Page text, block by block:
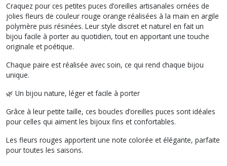
Craquez pour ces petites puces d’oreilles artisanales ornées de
jolies fleurs de couleur rouge orange réalisées à la main en argile
polymère puis résinées. Leur style discret et naturel en fait un
bijou facile à porter au quotidien, tout en apportant une touche
originale et poétique.
Chaque paire est réalisée avec soin, ce qui rend chaque bijou
unique.
🌿 Un bijou nature, léger et facile à porter
Grâce à leur petite taille, ces boucles d’oreilles puces sont idéales
pour celles qui aiment les bijoux fins et confortables.
Les fleurs rouges apportent une note colorée et élégante, parfaite
pour toutes les saisons.